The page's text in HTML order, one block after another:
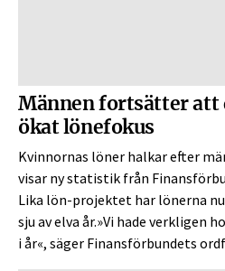
Männen fortsätter
ökat lönefokus
Kvinnornas löner halkar efter
visar ny statistik från
Lika lön-projektet har lönerna
sju av elva år.»Vi hade
i år«, säger Finansförbundets